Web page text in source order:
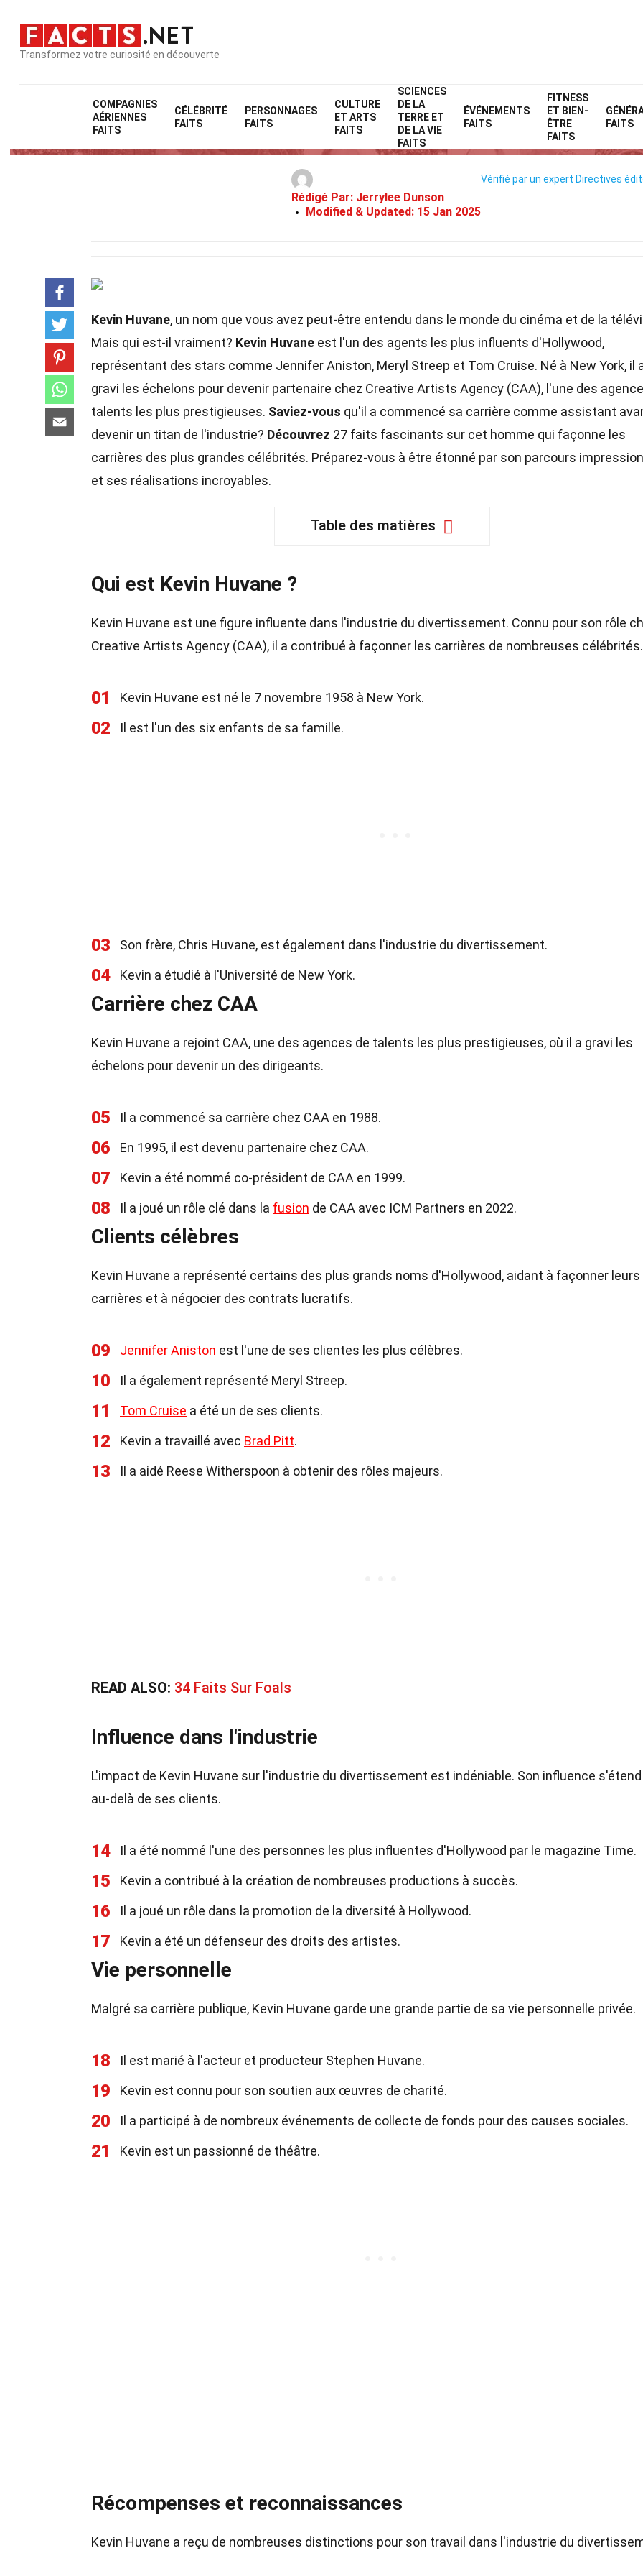
Transformez votre curiosité en découverte
COMPAGNIES
AÉRIENNES
FAITS
CÉLÉBRITÉ
FAITS
PERSONNAGES
FAITS
CULTURE
ET ARTS
FAITS
SCIENCES
DE LA
TERRE ET
DE LA VIE
FAITS
ÉVÉNEMENTS
FAITS
FITNESS
ET BIEN-
ÊTRE
FAITS
FAITS
Home
27 Faits Sur Kevin Huvane
Rédigé Par: Jerrylee Dunson
Modified & Updated: 15 Jan 2025
Vérifié par un expert Directives
Kevin Huvane, un nom que vous avez peut-être entendu dans le monde du cinéma et de la
Mais qui est-il vraiment? Kevin Huvane est l'un des agents les plus influents d'Hollywood,
représentant des stars comme Jennifer Aniston, Meryl Streep et Tom Cruise. Né à New York, il
gravi les échelons pour devenir partenaire chez Creative Artists Agency (CAA), l'une des
talents les plus prestigieuses. Saviez-vous qu'il a commencé sa carrière comme assistant
devenir un titan de l'industrie? Découvrez 27 faits fascinants sur cet homme qui façonne les
carrières des plus grandes célébrités. Préparez-vous à être étonné par son parcours
et ses réalisations incroyables.
Table des matières
Qui est Kevin Huvane ?
Kevin Huvane est une figure influente dans l'industrie du divertissement. Connu pour son rôle
Creative Artists Agency (CAA), il a contribué à façonner les carrières de nombreuses célébrités.
01 Kevin Huvane est né le 7 novembre 1958 à New York.
02 Il est l'un des six enfants de sa famille.
03 Son frère, Chris Huvane, est également dans l'industrie du divertissement.
04 Kevin a étudié à l'Université de New York.
Carrière chez CAA
Kevin Huvane a rejoint CAA, une des agences de talents les plus prestigieuses, où il a gravi les
échelons pour devenir un des dirigeants.
05 Il a commencé sa carrière chez CAA en 1988.
06 En 1995, il est devenu partenaire chez CAA.
07 Kevin a été nommé co-président de CAA en 1999.
08 Il a joué un rôle clé dans la fusion de CAA avec ICM Partners en 2022.
Clients célèbres
Kevin Huvane a représenté certains des plus grands noms d'Hollywood, aidant à façonner leurs
carrières et à négocier des contrats lucratifs.
09 Jennifer Aniston est l'une de ses clientes les plus célèbres.
10 Il a également représenté Meryl Streep.
11 Tom Cruise a été un de ses clients.
12 Kevin a travaillé avec Brad Pitt.
13 Il a aidé Reese Witherspoon à obtenir des rôles majeurs.
READ ALSO: 34 Faits Sur Foals
Influence dans l'industrie
L'impact de Kevin Huvane sur l'industrie du divertissement est indéniable. Son influence
au-delà de ses clients.
14 Il a été nommé l'une des personnes les plus influentes d'Hollywood par le magazine Time.
15 Kevin a contribué à la création de nombreuses productions à succès.
16 Il a joué un rôle dans la promotion de la diversité à Hollywood.
17 Kevin a été un défenseur des droits des artistes.
Vie personnelle
Malgré sa carrière publique, Kevin Huvane garde une grande partie de sa vie personnelle privée.
18 Il est marié à l'acteur et producteur Stephen Huvane.
19 Kevin est connu pour son soutien aux œuvres de charité.
20 Il a participé à de nombreux événements de collecte de fonds pour des causes sociales.
21 Kevin est un passionné de théâtre.
Récompenses et reconnaissances
Kevin Huvane a reçu de nombreuses distinctions pour son travail dans l'industrie du